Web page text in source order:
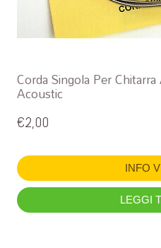
Corda Singola Per
Acoustic
€2,00
INFO
LEGGI